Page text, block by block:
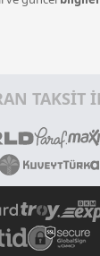
TAKSİT